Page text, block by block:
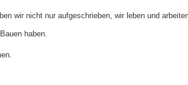
wir nicht nur aufgeschrieben, wir leben und
haben.